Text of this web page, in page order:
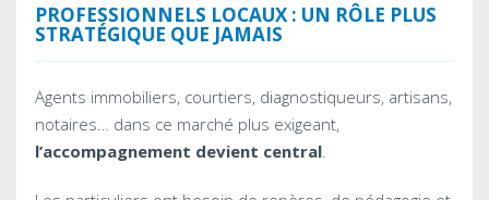
PROFESSIONNELS LOCAUX : UN RÔLE PLUS
STRATÉGIQUE QUE JAMAIS
Agents immobiliers, courtiers, diagnostiqueurs, artisans,
notaires… dans ce marché plus exigeant,
l’accompagnement devient central